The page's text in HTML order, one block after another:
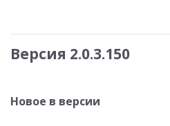
Версия 2.0.3.150
Новое в версии